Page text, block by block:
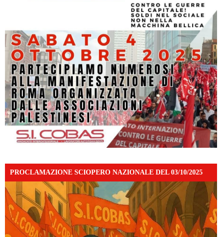
PROCLAMAZIONE SCIOPERO NAZIONALE DEL 03/10/2025